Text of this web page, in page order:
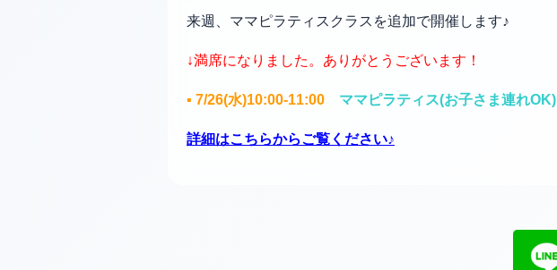
来週、ママピラティスクラスを追加で開催します♪
↓満席になりました。ありがとうございます！
▪︎ 7/26(水)10:00-11:00 ママピラティス(お子さま連れOK)
詳細はこちらからご覧ください♪